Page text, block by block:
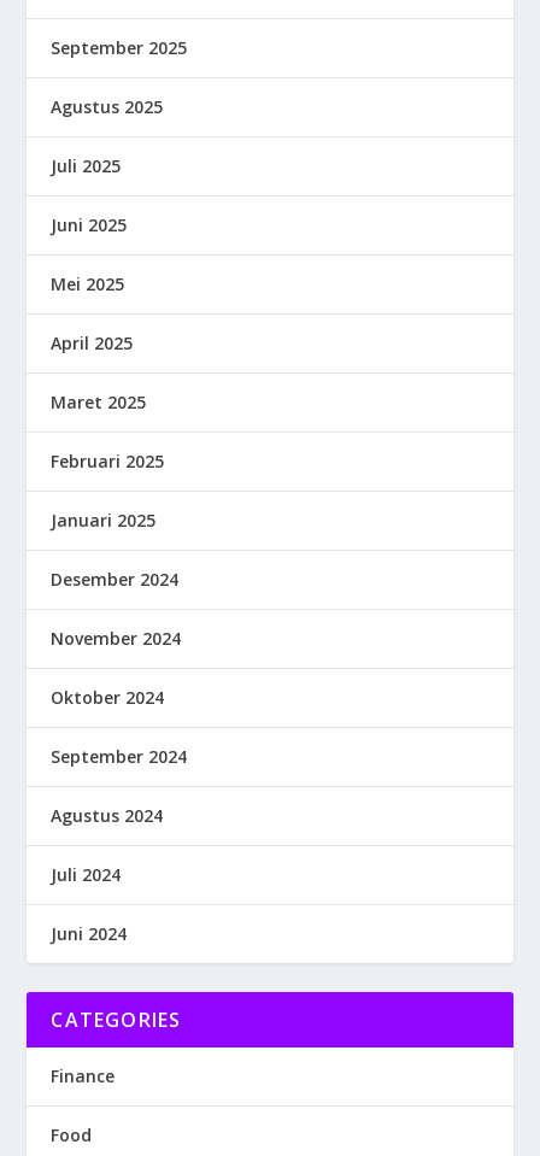
September 2025
Agustus 2025
Juli 2025
Juni 2025
Mei 2025
April 2025
Maret 2025
Februari 2025
Januari 2025
Desember 2024
November 2024
Oktober 2024
September 2024
Agustus 2024
Juli 2024
Juni 2024
CATEGORIES
Finance
Food